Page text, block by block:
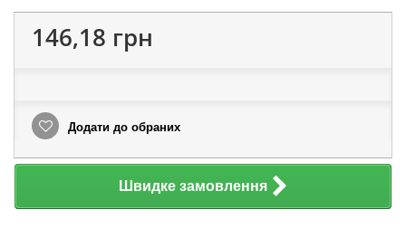
146,18 грн
Додати до обраних
Швидке замовлення